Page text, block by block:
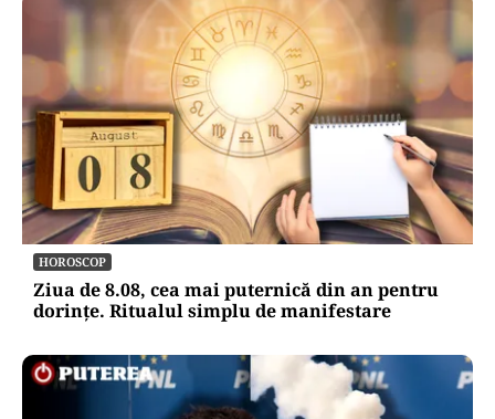
HOROSCOP
Ziua de 8.08, cea mai puternică din an pentru
dorințe. Ritualul simplu de manifestare